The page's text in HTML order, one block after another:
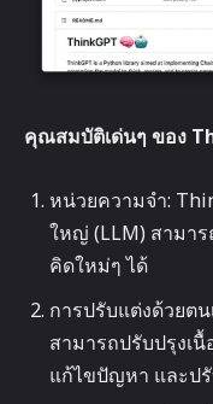
คุณสมบัติเด่นๆ ของ
หน่วยความจำ:
ใหญ่ (LLM) สามา
คิดใหม่ๆ ได้
การปรับแต่งด้วยต
สามารถปรับปรุงเ
แก้ไขปัญหา และปรั